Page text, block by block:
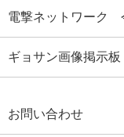
電撃ネットワーク
ギョサン画像掲示板
お問い合わせ